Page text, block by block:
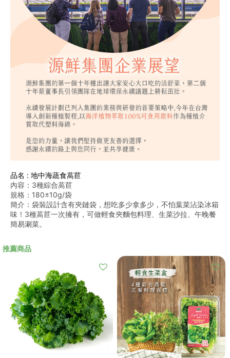
品名 : 地中海蔬食萵苣
內容：3種綜合萵苣
規格：180±10g/袋
簡介：袋裝設計含有夾鏈袋，想吃多少拿多少，不怕葉菜沾染冰箱
味！3種萵苣一次擁有，可做輕食夾麵包料理、生菜沙拉、午晚餐
簡易涮菜。
推薦商品